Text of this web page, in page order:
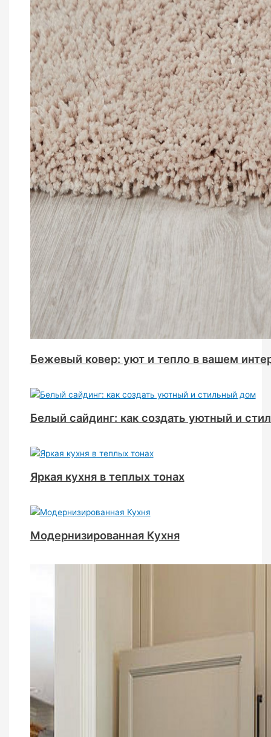
Бежевый ковер: уют и тепло в вашем
Белый сайдинг: как создать уютный и
Яркая кухня в теплых тонах
Модернизированная Кухня